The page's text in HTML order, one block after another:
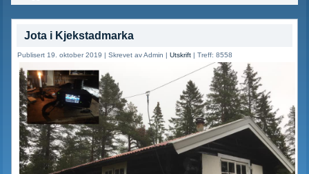
Jota i Kjekstadmarka
Publisert 19. oktober 2019 |Skrevet av Admin |Utskrift |Treff: 8558